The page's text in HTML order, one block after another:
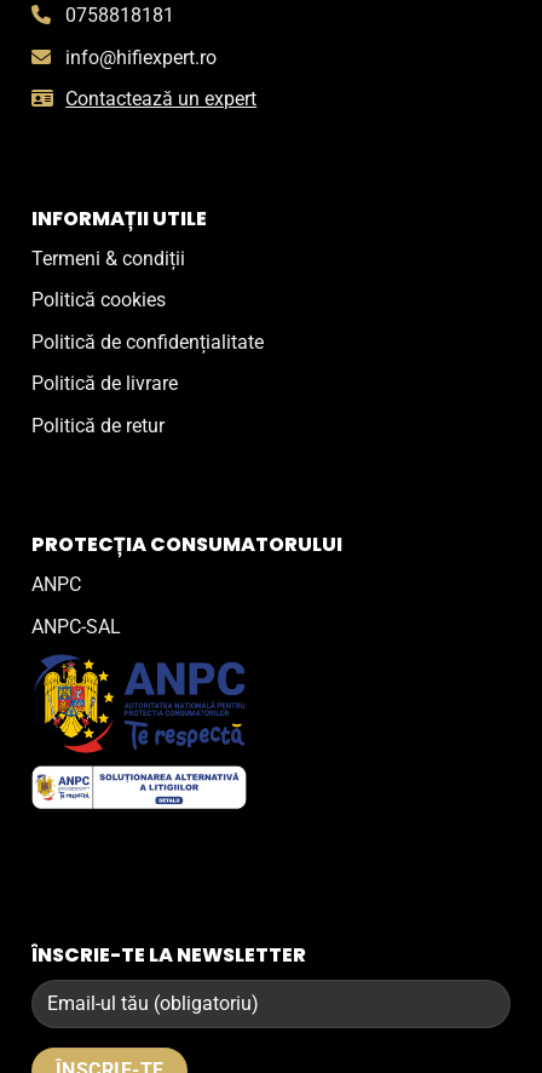
0758818181
info@hifiexpert.ro
Contactează un expert
INFORMAȚII UTILE
Termeni & condiții
Politică cookies
Politică de confidențialitate
Politică de livrare
Politică de retur
PROTECȚIA CONSUMATORULUI
ANPC
ANPC-SAL
ÎNSCRIE-TE LA NEWSLETTER